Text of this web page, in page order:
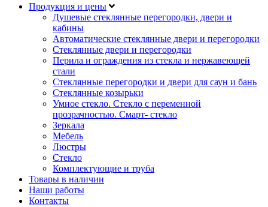
Продукция и цены
Душевые стеклянные перегородки, двери и
кабины
Автоматические стеклянные двери и перегородки
Стеклянные двери и перегородки
Перила и ограждения из стекла и нержавеющей
стали
Стеклянные перегородки и двери для саун и бань
Стеклянные козырьки
Умное стекло. Стекло с переменной
прозрачностью. Смарт- стекло
Зеркала
Мебель
Люстры
Стекло
Комплектующие и труба
Товары в наличии
Наши работы
Контакты